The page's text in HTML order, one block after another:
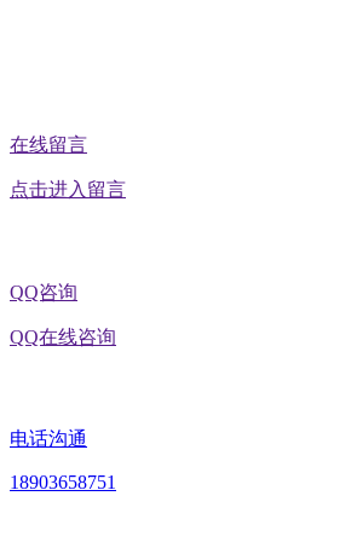
在线留言
点击进入留言
QQ咨询
QQ在线咨询
电话沟通
18903658751